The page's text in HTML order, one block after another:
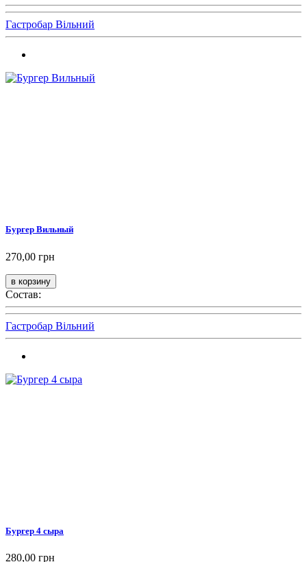
Гастробар Вільний
Бургер Вильный
270,00 грн
Состав:
Гастробар Вільний
Бургер 4 сыра
280,00 грн